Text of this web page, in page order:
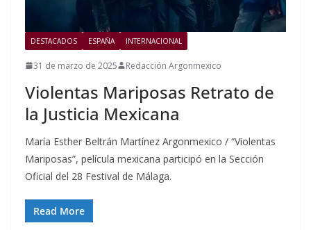
DESTACADOS ESPAÑA INTERNACIONAL
31 de marzo de 2025 Redacción Argonmexico
Violentas Mariposas Retrato de
la Justicia Mexicana
María Esther Beltrán Martínez Argonmexico / “Violentas
Mariposas”, película mexicana participó en la Sección
Oficial del 28 Festival de Málaga.
Read More